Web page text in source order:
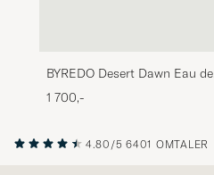
BYREDO Desert Dawn Eau de
Parfum 50ml
1 700,-
4.80/5 6401 OMTALER